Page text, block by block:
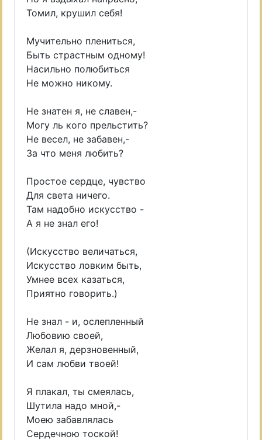
Томил, крушил себя!
Мучительно плениться,
Быть страстным одному!
Насильно полюбиться
Не можно никому.
Не знатен я, не славен,-
Могу ль кого прельстить?
Не весел, не забавен,-
За что меня любить?
Простое сердце, чувство
Для света ничего.
Там надобно искусство -
А я не знал его!
(Искусство величаться,
Искусство ловким быть,
Умнее всех казаться,
Приятно говорить.)
Не знал - и, ослепленный
Любовию своей,
Желал я, дерзновенный,
И сам любви твоей!
Я плакал, ты смеялась,
Шутила надо мной,-
Моею забавлялась
Сердечною тоской!